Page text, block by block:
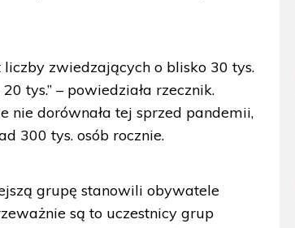
zwiedzających o blisko 30 tys.
tys.” – powiedziała rzecznik.
nie dorównała tej sprzed pandemii,
300 tys. osób rocznie.
grupę stanowili obywatele
są to uczestnicy grup